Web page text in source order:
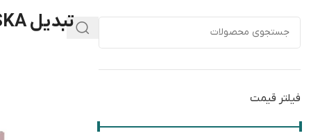
فیلتر قیمت
تبدیل HISKA